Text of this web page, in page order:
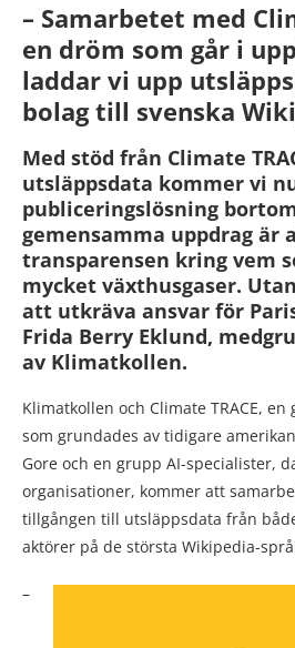
– Samarbetet med
en dröm som går i
laddar vi upp
bolag till svenska
Med stöd från Climate
utsläppsdata kommer vi
publiceringslösning
gemensamma uppdrag är
transparensen kring vem
mycket växthusgaser.
att utkräva ansvar för
Frida Berry Eklund,
av Klimatkollen.
Klimatkollen och Climate TRACE,
som grundades av tidigare
Gore och en grupp AI-specialister,
organisationer, kommer att
tillgången till utsläppsdata från
aktörer på de största Wikipedia-
–